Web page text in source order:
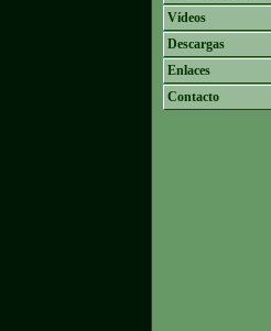
Vídeos
Descargas
Enlaces
Contacto